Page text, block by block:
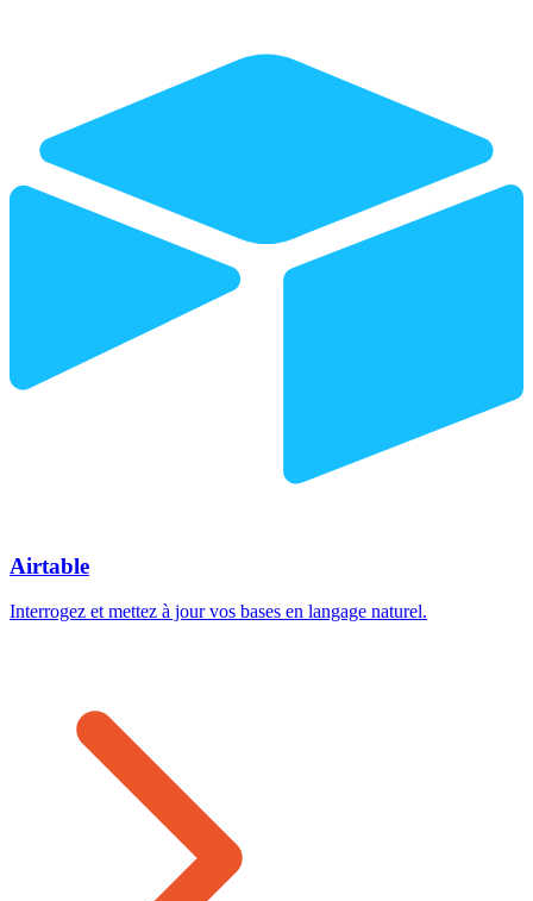
Airtable
Interrogez et mettez à jour vos bases en langage naturel.